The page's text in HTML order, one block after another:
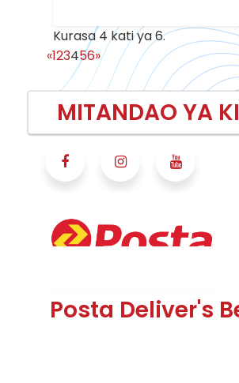
Kurasa 4 kati ya 6.
«1234(current)
56»
MITANDAO YA
Posta Deliver's